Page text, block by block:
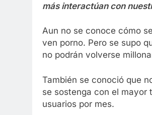
más interactúan con
Aun no se conoce cómo
ven porno. Pero se supo
no podrán volverse
También se conoció que
se sostenga con el mayor
usuarios por mes.